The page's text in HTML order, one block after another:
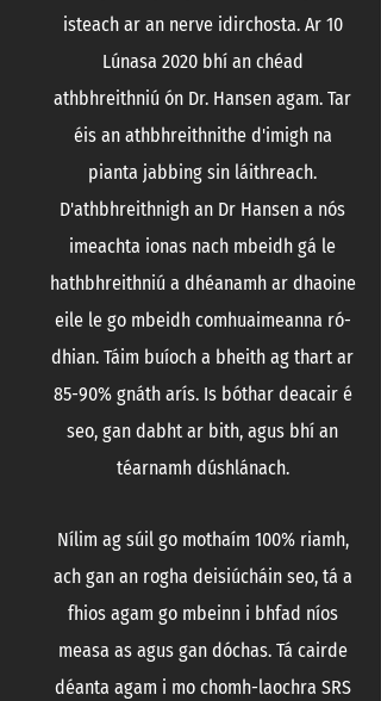
isteach ar an nerve idirchosta. Ar 10
Lúnasa 2020 bhí an chéad
athbhreithniú ón Dr. Hansen agam. Tar
éis an athbhreithnithe d'imigh na
pianta jabbing sin láithreach.
D'athbhreithnigh an Dr Hansen a nós
imeachta ionas nach mbeidh gá le
hathbhreithniú a dhéanamh ar dhaoine
eile le go mbeidh comhuaimeanna ró-
dhian. Táim buíoch a bheith ag thart ar
85-90% gnáth arís. Is bóthar deacair é
seo, gan dabht ar bith, agus bhí an
téarnamh dúshlánach.
Nílim ag súil go mothaím 100% riamh,
ach gan an rogha deisiúcháin seo, tá a
fhios agam go mbeinn i bhfad níos
measa as agus gan dóchas. Tá cairde
déanta agam i mo chomh-laochra SRS